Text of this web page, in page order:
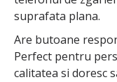
suprafata plana.
Are butoane
Perfect pentru
calitatea si doresc